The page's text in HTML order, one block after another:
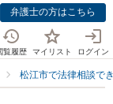
弁護士の方はこちら
覧履歴 マイリスト ログイン
松江市で法律相談で